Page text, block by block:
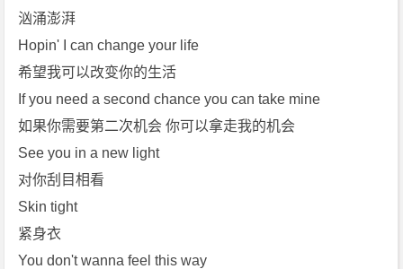
汹涌澎湃
Hopin' I can change your life
希望我可以改变你的生活
If you need a second chance you can take mine
如果你需要第二次机会 你可以拿走我的机会
See you in a new light
对你刮目相看
Skin tight
紧身衣
You don't wanna feel this way